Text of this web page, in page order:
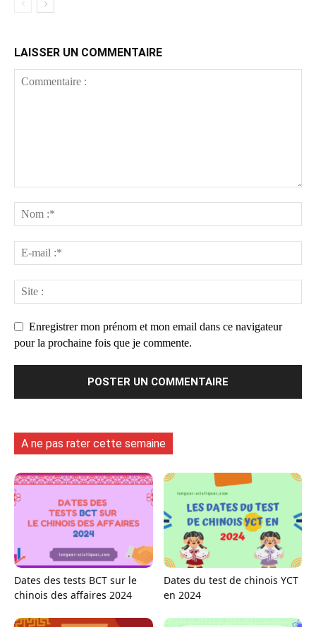
LAISSER UN COMMENTAIRE
Enregistrer mon prénom et mon email dans ce navigateur
pour la prochaine fois que je commente.
A ne pas rater cette semaine
Dates des tests BCT sur le
chinois des affaires 2024
Dates du test de chinois YCT
en 2024